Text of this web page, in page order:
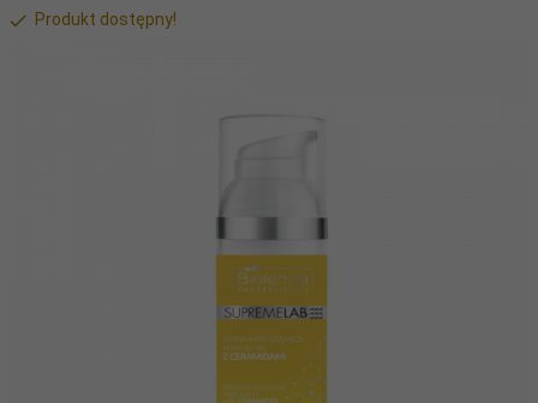
Produkt dostępny!